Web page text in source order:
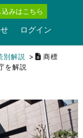
込みはこちら
ログイン
別解説
商標
を解説